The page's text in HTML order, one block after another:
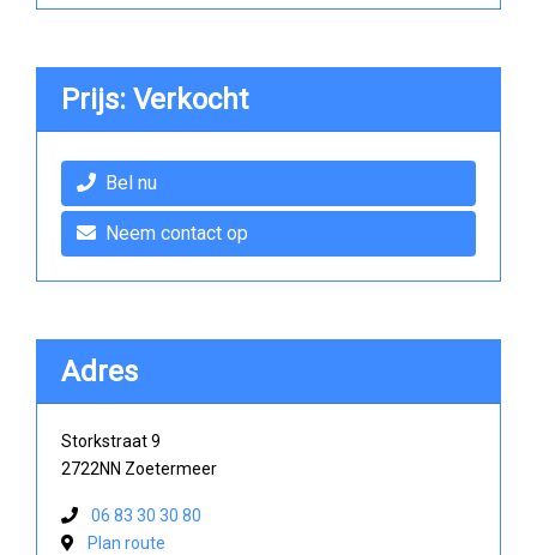
Prijs: Verkocht
Bel nu
Neem contact op
Adres
Storkstraat 9
2722NN Zoetermeer
06 83 30 30 80
Plan route